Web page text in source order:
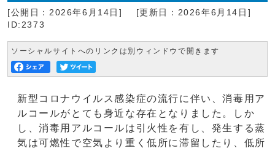
[公開日：2026年6月14日]
[更新日：2026年6月14日]
ID:2373
ソーシャルサイトへのリンクは別ウィンドウで開きます
新型コロナウイルス感染症の流行に伴い、消毒用ア
ルコールがとても身近な存在となりました。しか
し、消毒用アルコールは引火性を有し、発生する蒸
気は可燃性で空気より重く低所に滞留したり、低所